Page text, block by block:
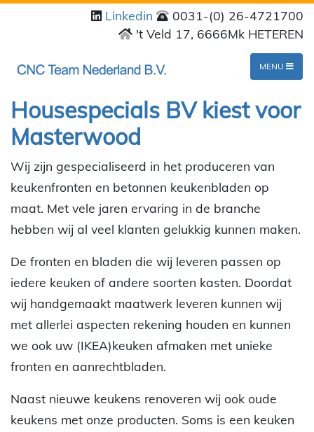
Linkedin
0031-(0) 26-4721700
't Veld 17, 6666Mk HETEREN
MENU
Housespecials BV kiest voor
Masterwood
Wij zijn gespecialiseerd in het produceren van
keukenfronten en betonnen keukenbladen op
maat. Met vele jaren ervaring in de branche
hebben wij al veel klanten gelukkig kunnen maken.
De fronten en bladen die wij leveren passen op
iedere keuken of andere soorten kasten. Doordat
wij handgemaakt maatwerk leveren kunnen wij
met allerlei aspecten rekening houden en kunnen
we ook uw (IKEA)keuken afmaken met unieke
fronten en aanrechtbladen.
Naast nieuwe keukens renoveren wij ook oude
keukens met onze producten. Soms is een keuken